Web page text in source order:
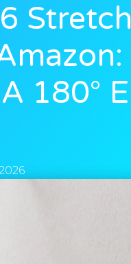
Stretch
180° E